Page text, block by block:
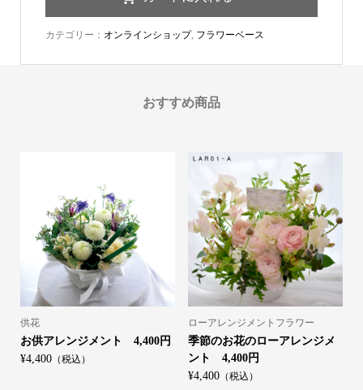
カテゴリー： オンラインショップ, フラワーベース
おすすめ商品
供花
お供アレンジメント 4,400円
¥4,400（税込）
ローアレンジメントフラワー
季節のお花のローアレンジメ
ント 4,400円
¥4,400 （税込）